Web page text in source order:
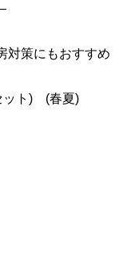
対策にもおすすめ
ット) (春夏)